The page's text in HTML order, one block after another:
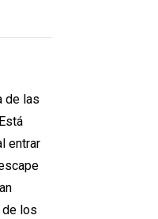
de las
entrar
de los